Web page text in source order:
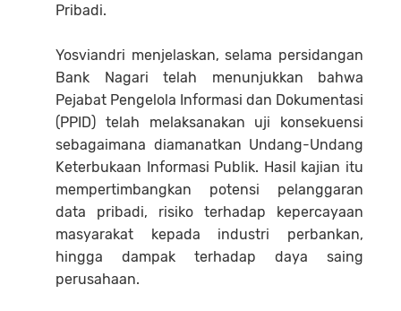
Pribadi.
Yosviandri menjelaskan, selama persidangan
Bank Nagari telah menunjukkan bahwa
Pejabat Pengelola Informasi dan Dokumentasi
(PPID) telah melaksanakan uji konsekuensi
sebagaimana diamanatkan Undang-Undang
Keterbukaan Informasi Publik. Hasil kajian itu
mempertimbangkan potensi pelanggaran
data pribadi, risiko terhadap kepercayaan
masyarakat kepada industri perbankan,
hingga dampak terhadap daya saing
perusahaan.